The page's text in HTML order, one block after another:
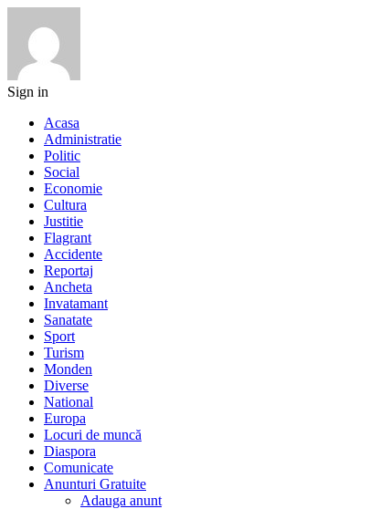
Sign in
Acasa
Administratie
Politic
Social
Economie
Cultura
Justitie
Flagrant
Accidente
Reportaj
Ancheta
Invatamant
Sanatate
Sport
Turism
Monden
Diverse
National
Europa
Locuri de muncă
Diaspora
Comunicate
Anunturi Gratuite
Adauga anunt